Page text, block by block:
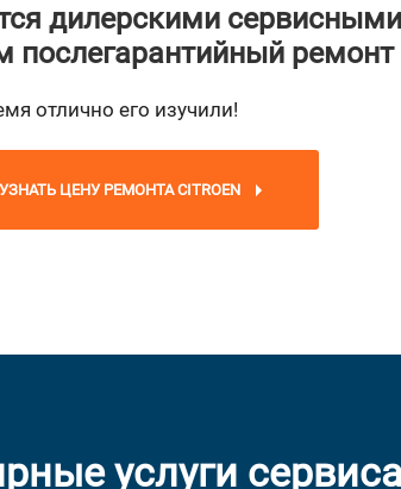
дилерскими
ремонт
отлично его изучили!
УЗНАТЬ ЦЕНУ РЕМОНТА CITROEN
услуги